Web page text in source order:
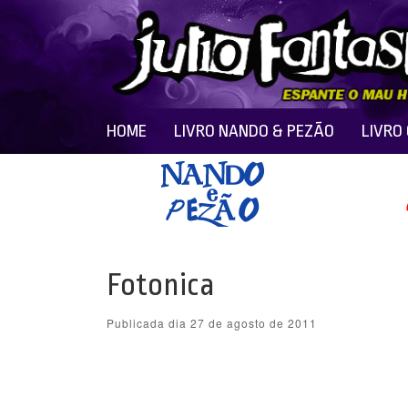
HOME LIVRO NANDO & PEZÃO LIVRO
Fotonica
Publicada dia 27 de agosto de 2011